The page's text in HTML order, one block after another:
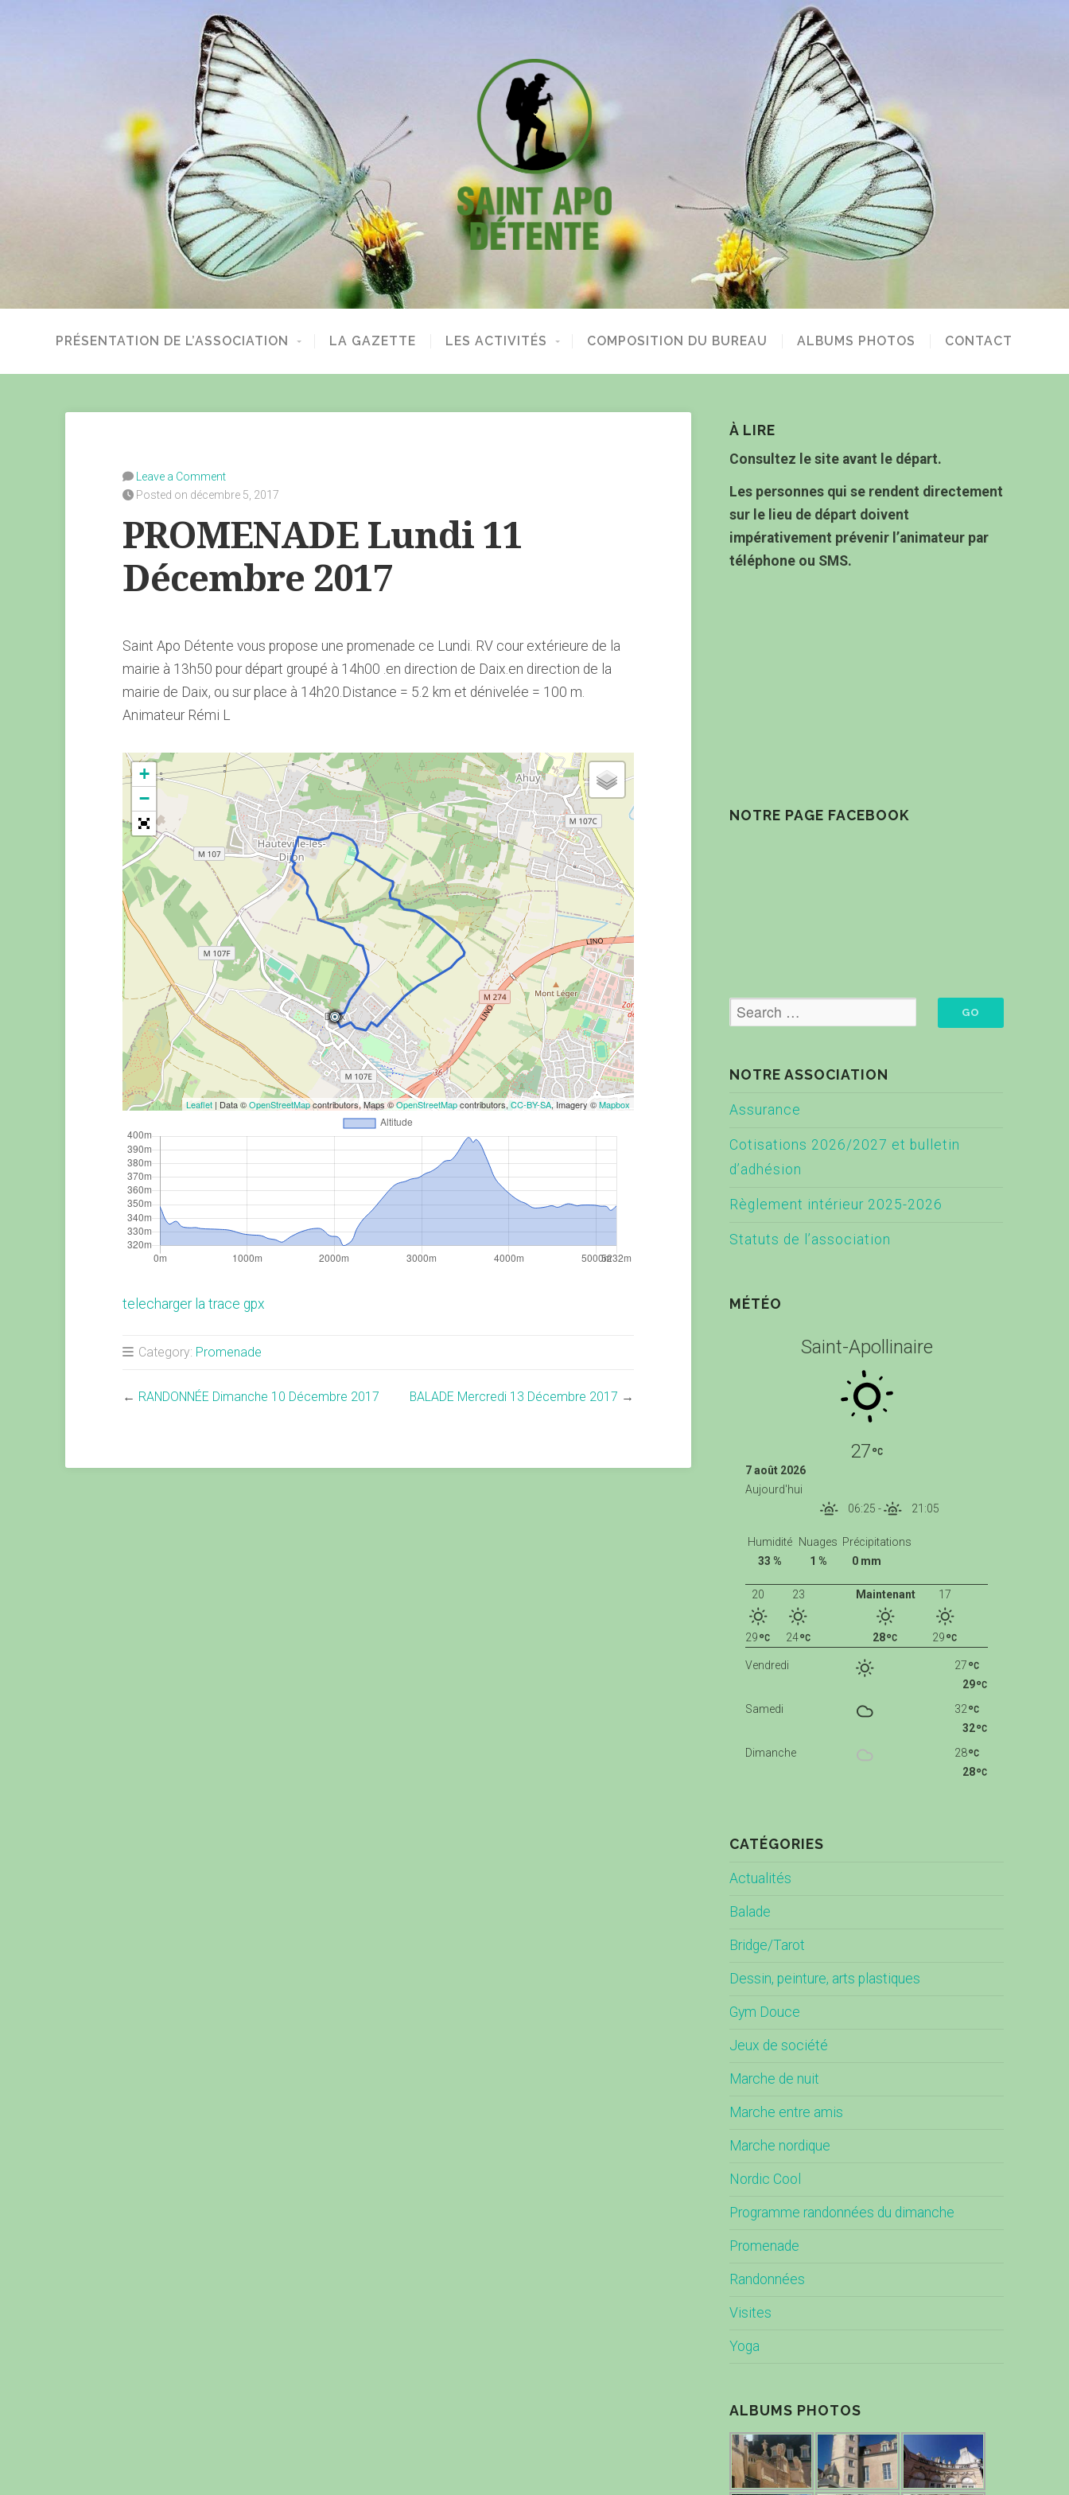
PRÉSENTATION DE L’ASSOCIATION LA GAZETTE LES ACTIVITÉS COMPOSITION DU BUREAU ALBUMS PHOTOS CONTACT
Leave a Comment
Posted on décembre 5, 2017
PROMENADE Lundi 11
Décembre 2017
Saint Apo Détente vous propose une promenade ce Lundi. RV cour extérieure de la
mairie à 13h50 pour départ groupé à 14h00 .en direction de Daix.en direction de la
mairie de Daix, ou sur place à 14h20.Distance = 5.2 km et dénivelée = 100 m.
Animateur Rémi L
+
−
Leaflet | Data ©OpenStreetMapcontributors, Maps ©OpenStreetMapcontributors,CC-BY-SA, Imagery ©Mapbox
telecharger la trace gpx
Category: Promenade
← RANDONNÉE Dimanche 10 Décembre 2017 BALADE Mercredi 13 Décembre 2017 →
À LIRE
Consultez le site avant le départ.
Les personnes qui se rendent directement
sur le lieu de départ doivent
impérativement prévenir l’animateur par
téléphone ou SMS.
NOTRE PAGE FACEBOOK
NOTRE ASSOCIATION
Assurance
Cotisations 2026/2027 et bulletin
d’adhésion
Règlement intérieur 2025-2026
Statuts de l’association
MÉTÉO
Saint-Apollinaire
27
7 août 2026
Aujourd'hui
06:25 - 21:05
Humidité
33 %
Nuages
1 %
Précipitations
0 mm
Maintenant
28
17
29
20
29
23
24
Vendredi
27
29
Samedi
32
32
Dimanche
28
28
CATÉGORIES
Actualités
Balade
Bridge/Tarot
Dessin, peinture, arts plastiques
Gym Douce
Jeux de société
Marche de nuit
Marche entre amis
Marche nordique
Nordic Cool
Programme randonnées du dimanche
Promenade
Randonnées
Visites
Yoga
ALBUMS PHOTOS